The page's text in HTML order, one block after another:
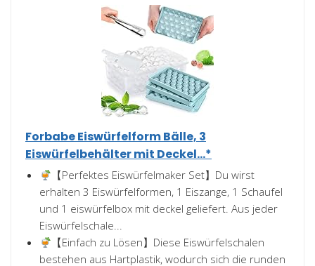
Forbabe Eiswürfelform Bälle, 3
Eiswürfelbehälter mit Deckel...*
【Perfektes Eiswürfelmaker Set】Du wirst
erhalten 3 Eiswürfelformen, 1 Eiszange, 1 Schaufel
und 1 eiswürfelbox mit deckel geliefert. Aus jeder
Eiswürfelschale...
【Einfach zu Lösen】Diese Eiswürfelschalen
bestehen aus Hartplastik, wodurch sich die runden